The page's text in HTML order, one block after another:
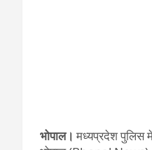
भोपाल। मध्यप्रदेश पुलिस